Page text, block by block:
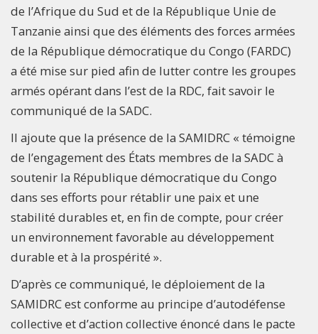
de l’Afrique du Sud et de la République Unie de
Tanzanie ainsi que des éléments des forces armées
de la République démocratique du Congo (FARDC)
a été mise sur pied afin de lutter contre les groupes
armés opérant dans l’est de la RDC, fait savoir le
communiqué de la SADC.
Il ajoute que la présence de la SAMIDRC « témoigne
de l’engagement des États membres de la SADC à
soutenir la République démocratique du Congo
dans ses efforts pour rétablir une paix et une
stabilité durables et, en fin de compte, pour créer
un environnement favorable au développement
durable et à la prospérité ».
D’après ce communiqué, le déploiement de la
SAMIDRC est conforme au principe d’autodéfense
collective et d’action collective énoncé dans le pacte